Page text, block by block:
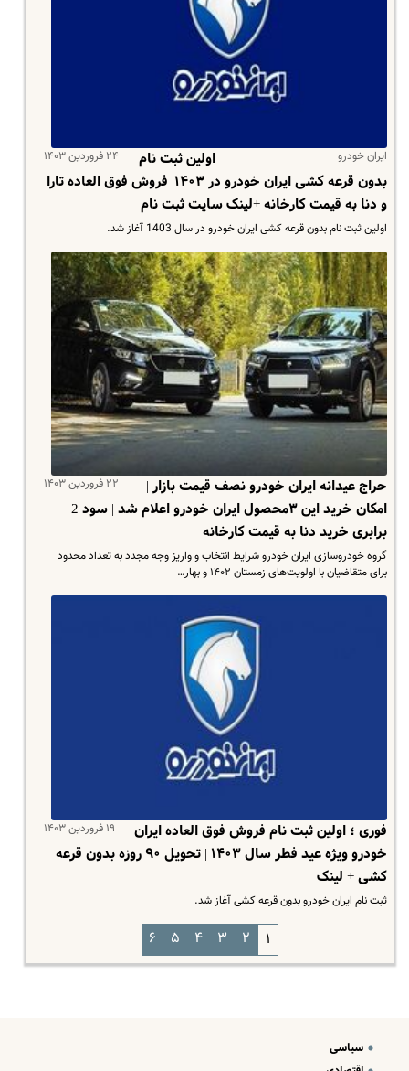
ایران خودرو ۲۴ فروردین ۱۴۰۳
اولین ثبت نام
بدون قرعه کشی ایران خودرو در ۱۴۰۳| فروش فوق العاده تارا
و دنا به قیمت کارخانه +لینک سایت ثبت نام
اولین ثبت نام بدون قرعه کشی ایران خودرو در سال 1403 آغاز شد.
۲۲ فروردین ۱۴۰۳
حراج عیدانه ایران خودرو نصف قیمت بازار |
امکان خرید این ۳محصول ایران خودرو اعلام شد | سود 2
برابری خرید دنا به قیمت کارخانه
گروه خودروسازی ایران خودرو شرایط انتخاب و واریز وجه مجدد به تعداد محدود
برای متقاضیان با اولویت‌های زمستان ۱۴۰۲ و بهار…
۱۹ فروردین ۱۴۰۳
فوری ؛ اولین ثبت نام فروش فوق‌ العاده ایران
خودرو ویژه عید فطر سال ۱۴۰۳ | تحویل ۹۰ روزه بدون قرعه
کشی + لینک
ثبت نام ایران خودرو بدون قرعه کشی آغاز شد.
۱ ۲ ۳ ۴ ۵ ۶
سیاسی